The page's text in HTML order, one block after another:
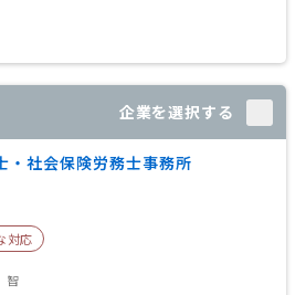
企業を選択する
・社会保険労務士事務所
対応
智